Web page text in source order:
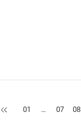
上一页
01 … 07 08